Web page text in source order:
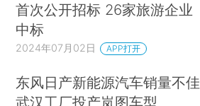
首次公开招标 26家旅游企业
中标
2024年07月02日 APP打开
东风日产新能源汽车销量不佳
武汉工厂投产岚图车型